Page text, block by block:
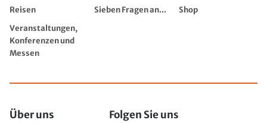
Reisen
Sieben Fragen an...
Shop
Veranstaltungen,
Konferenzen und
Messen
Über uns Folgen Sie uns